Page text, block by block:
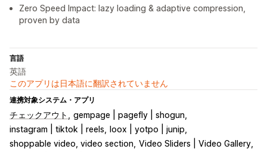
Zero Speed Impact: lazy loading & adaptive compression,
proven by data
言語
英語
このアプリは日本語に翻訳されていません
連携対象システム・アプリ
チェックアウト
gempage | pagefly | shogun
instagram | tiktok | reels
loox | yotpo | junip
shoppable video, video section Video Sliders | Video Gallery